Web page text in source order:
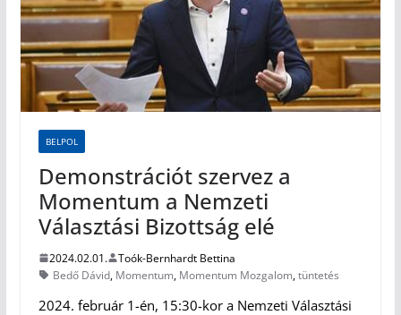
BELPOL
Demonstrációt szervez a
Momentum a Nemzeti
Választási Bizottság elé
2024.02.01.
Toók-Bernhardt Bettina
Bedő Dávid, Momentum, Momentum Mozgalom,tüntetés
2024. február 1-én, 15:30-kor a Nemzeti Választási